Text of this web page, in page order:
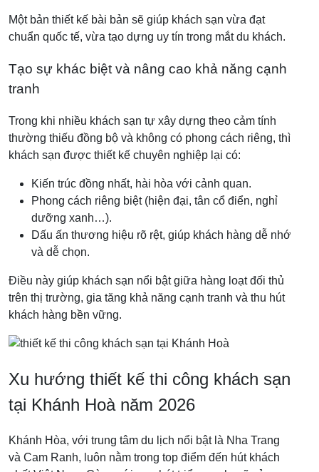
Một bản thiết kế bài bản sẽ giúp khách sạn vừa đạt
chuẩn quốc tế, vừa tạo dựng uy tín trong mắt du khách.
Tạo sự khác biệt và nâng cao khả năng cạnh
tranh
Trong khi nhiều khách sạn tự xây dựng theo cảm tính
thường thiếu đồng bộ và không có phong cách riêng, thì
khách sạn được thiết kế chuyên nghiệp lại có:
Kiến trúc đồng nhất, hài hòa với cảnh quan.
Phong cách riêng biệt (hiện đại, tân cổ điển, nghỉ
dưỡng xanh…).
Dấu ấn thương hiệu rõ rệt, giúp khách hàng dễ nhớ
và dễ chọn.
Điều này giúp khách sạn nổi bật giữa hàng loạt đối thủ
trên thị trường, gia tăng khả năng cạnh tranh và thu hút
khách hàng bền vững.
Xu hướng thiết kế thi công khách sạn
tại Khánh Hoà năm 2026
Khánh Hòa, với trung tâm du lịch nổi bật là Nha Trang
và Cam Ranh, luôn nằm trong top điểm đến hút khách